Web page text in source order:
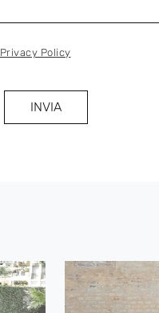
Privacy Policy
INVIA